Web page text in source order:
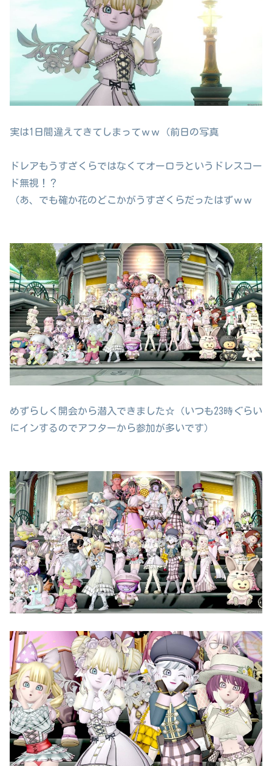
実は1日間違えてきてしまってｗｗ（前日の写真
ドレアもうすざくらではなくてオーロラというドレスコー
ド無視！？
（あ、でも確か花のどこかがうすざくらだったはずｗｗ
めずらしく開会から潜入できました☆（いつも23時ぐらい
にインするのでアフターから参加が多いです）